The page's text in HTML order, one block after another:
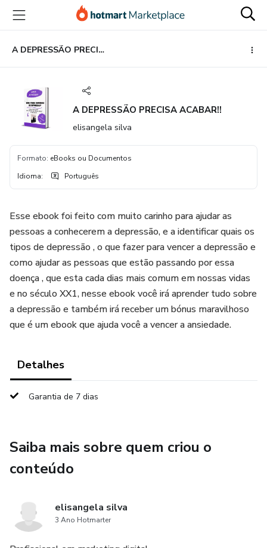
para
conteúdo
principal
para
pagamento
para
rodapé
A DEPRESSÃO PRECISA ACABAR!!
A DEPRESSÃO PRECISA ACABAR!!
elisangela silva
Formato: eBooks ou Documentos
Idioma: Português
Esse ebook foi feito com muito carinho para ajudar as
pessoas a conhecerem a depressão, e a identificar quais os
tipos de depressão , o que fazer para vencer a depressão e
como ajudar as pessoas que estão passando por essa
doença , que esta cada dias mais comum em nossas vidas
e no século XX1, nesse ebook você irá aprender tudo sobre
a depressão e também irá receber um bónus maravilhoso
que é um ebook que ajuda você a vencer a ansiedade.
Detalhes
Garantia de 7 dias
Saiba mais sobre quem criou o
conteúdo
elisangela silva
3 Ano Hotmarter